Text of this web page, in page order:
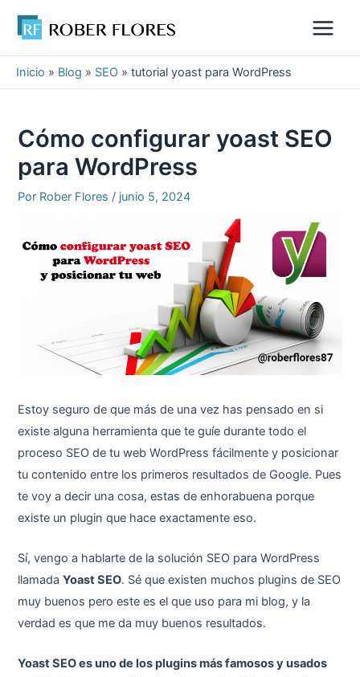
contenido
Main
Inicio » Blog » SEO » tutorial yoast para WordPress
Cómo configurar yoast SEO
para WordPress
Por Rober Flores/ junio 5, 2024
Estoy seguro de que más de una vez has pensado en si
existe alguna herramienta que te guíe durante todo el
proceso SEO de tu web WordPress fácilmente y posicionar
tu contenido entre los primeros resultados de Google. Pues
te voy a decir una cosa, estas de enhorabuena porque
existe un plugin que hace exactamente eso.
Sí, vengo a hablarte de la solución SEO para WordPress
llamadaYoast SEO. Sé que existen muchos plugins de SEO
muy buenos pero este es el que uso para mi blog, y la
verdad es que me da muy buenos resultados.
Yoast SEO es uno de los plugins más famosos y usados